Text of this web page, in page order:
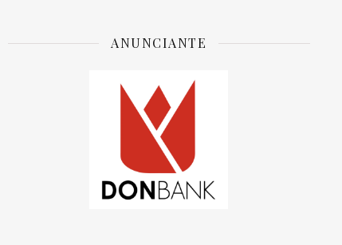
ANUNCIANTE